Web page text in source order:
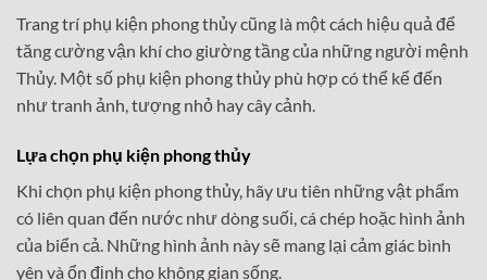
Trang trí phụ kiện phong thủy cũng là một cách hiệu quả để
tăng cường vận khí cho giường tầng của những người mệnh
Thủy. Một số phụ kiện phong thủy phù hợp có thể kể đến
như tranh ảnh, tượng nhỏ hay cây cảnh.
Lựa chọn phụ kiện phong thủy
Khi chọn phụ kiện phong thủy, hãy ưu tiên những vật phẩm
có liên quan đến nước như dòng suối, cá chép hoặc hình ảnh
của biển cả. Những hình ảnh này sẽ mang lại cảm giác bình
yên và ổn định cho không gian sống.